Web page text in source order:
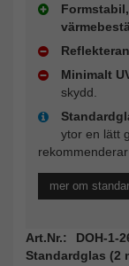
Minimalt
skydd.
ytor en lätt
mer om
Art.Nr.: DOH-
Standardglas (2